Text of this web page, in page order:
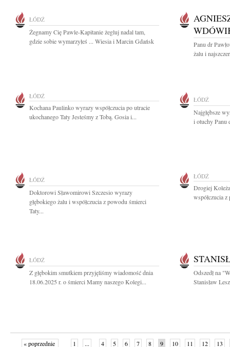
ŁÓDŹ
Żegnamy Cię Pawle-Kapitanie żegluj nadal tam,
gdzie sobie wymarzyłeś ... Wiesia i Marcin Gdańsk
Panu dr
żalu i
ŁÓDŹ
Kochana Paulinko wyrazy współczucia po utracie
ukochanego Taty Jesteśmy z Tobą. Gosia i...
ŁÓDŹ
Najgłębsze
i otuchy Panu
ŁÓDŹ
Doktorowi Sławomirowi Szczesio wyrazy
głębokiego żalu i współczucia z powodu śmierci
Taty...
ŁÓDŹ
Drogiej
współczucia
ŁÓDŹ
Z głębokim smutkiem przyjęliśmy wiadomość dnia
18.06.2025 r. o śmierci Mamy naszego Kolegi...
Odszedł na
Stanisław
« poprzednie 1 ... 4 5 6 7 8 9 10 11 12 13